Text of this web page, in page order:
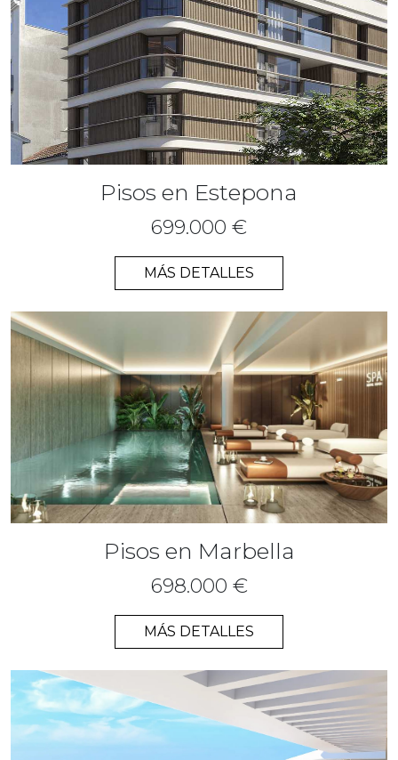
Pisos en Estepona
699.000 €
MÁS DETALLES
Pisos en Marbella
698.000 €
MÁS DETALLES